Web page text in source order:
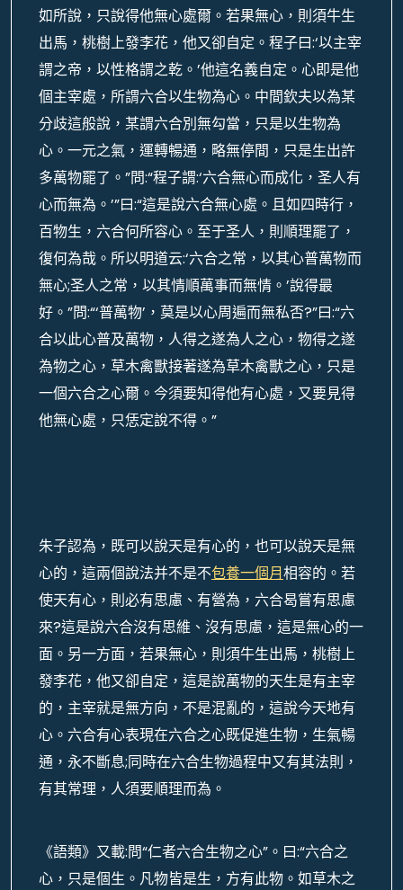
如所說，只說得他無心處爾。若果無心，則須牛生
出馬，桃樹上發李花，他又卻自定。程子曰:‘以主宰
謂之帝，以性格謂之乾。’他這名義自定。心即是他
個主宰處，所謂六合以生物為心。中間欽夫以為某
分歧這般說，某謂六合別無勾當，只是以生物為
心。一元之氣，運轉暢通，略無停間，只是生出許
多萬物罷了。”問:“程子謂:‘六合無心而成化，圣人有
心而無為。’”曰:“這是說六合無心處。且如四時行，
百物生，六合何所容心。至于圣人，則順理罷了，
復何為哉。所以明道云:‘六合之常，以其心普萬物而
無心;圣人之常，以其情順萬事而無情。’說得最
好。”問:“‘普萬物’，莫是以心周遍而無私否?”曰:“六
合以此心普及萬物，人得之遂為人之心，物得之遂
為物之心，草木禽獸接著遂為草木禽獸之心，只是
一個六合之心爾。今須要知得他有心處，又要見得
他無心處，只恁定說不得。”
朱子認為，既可以說天是有心的，也可以說天是無
心的，這兩個說法并不是不包養一個月相容的。若
使天有心，則必有思慮、有營為，六合曷嘗有思慮
來?這是說六合沒有思維、沒有思慮，這是無心的一
面。另一方面，若果無心，則須牛生出馬，桃樹上
發李花，他又卻自定，這是說萬物的天生是有主宰
的，主宰就是無方向，不是混亂的，這說今天地有
心。六合有心表現在六合之心既促進生物，生氣暢
通，永不斷息;同時在六合生物過程中又有其法則，
有其常理，人須要順理而為。
《語類》又載:問“仁者六合生物之心”。曰:“六合之
心，只是個生。凡物皆是生，方有此物。如草木之